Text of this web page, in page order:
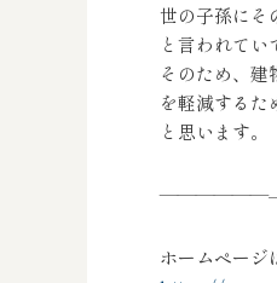
世の子孫にそ
と言われて
そのため、建
を軽減する
と思います。
——————–
ホームページ